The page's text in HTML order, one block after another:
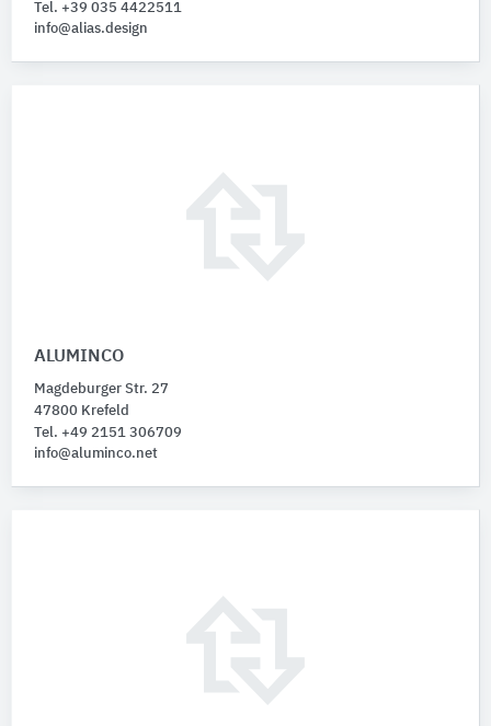
Tel. +39 035 4422511
info@alias.design
ALUMINCO
Magdeburger Str. 27
47800 Krefeld
Tel. +49 2151 306709
info@aluminco.net